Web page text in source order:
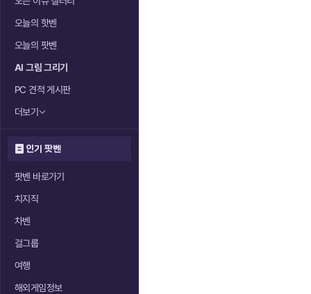
오늘의 핫벤
오늘의 팟벤
AI 그림 그리기
PC 견적 게시판
더보기
인기 팟벤
팟벤 바로가기
치지직
차벤
걸그룹
여행
해외게임정보